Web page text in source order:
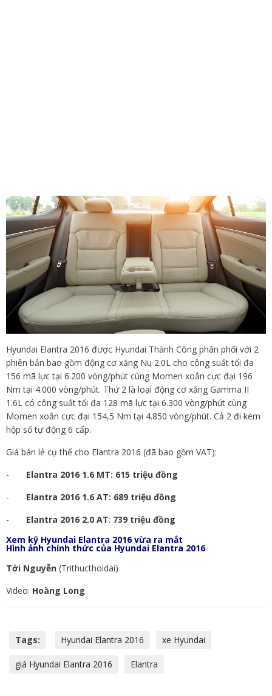
Hyundai Elantra 2016 được Hyundai Thành Công phân phối với 2
phiên bản bao gồm động cơ xăng Nu 2.0L cho công suất tối đa
156 mã lực tại 6.200 vòng/phút cùng Momen xoắn cực đại 196
Nm tại 4.000 vòng/phút. Thứ 2 là loại động cơ xăng Gamma II
1.6L có công suất tối đa 128 mã lực tại 6.300 vòng/phút cùng
Momen xoắn cực đại 154,5 Nm tại 4.850 vòng/phút. Cả 2 đi kèm
hộp số tự động 6 cấp.
Giá bán lẻ cụ thể cho Elantra 2016 (đã bao gồm VAT):
-
Elantra 2016 1.6 MT: 615 triệu đồng
-
Elantra 2016 1.6 AT: 689 triệu đồng
-
Elantra 2016 2.0 AT: 739 triệu đồng
Xem kỹ Hyundai Elantra 2016 vừa ra mắt
Hình ảnh chính thức của Hyundai Elantra 2016
Tới Nguyễn (Trithucthoidai)
Video: Hoàng Long
Tags: Hyundai Elantra 2016 xe Hyundai
giá Hyundai Elantra 2016 Elantra